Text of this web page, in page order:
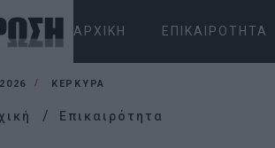
ΑΡΧΙΚΉ ΕΠΙΚΑΙΡΌΤΗΤΑ
ΚΕΡΚΥΡΑ
Επικαιρότητα